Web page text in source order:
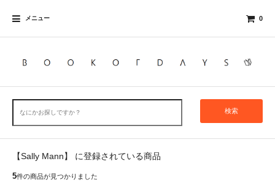
メニュー 0
検索
【Sally Mann】 に登録されている商品
5件の商品が見つかりました